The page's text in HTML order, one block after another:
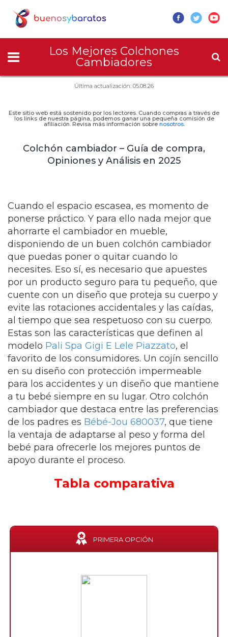
Los Mejores Colchones
Cambiadores
Última actualización: 05.08.26
Este sitio web está sostenido por los lectores. Cuando compras a través de
los links de nuestra página, podemos ganar una pequeña comisión de
afiliación. Revisa más información sobre nosotros.
Colchón cambiador – Guía de compra,
Opiniones y Análisis en 2025
Cuando el espacio escasea, es momento de
ponerse práctico. Y para ello nada mejor que
ahorrarte el cambiador en mueble,
disponiendo de un buen colchón cambiador
que puedas poner o quitar cuando lo
necesites. Eso sí, es necesario que apuestes
por un producto seguro para tu pequeño, que
cuente con un diseño que proteja su cuerpo y
evite las rotaciones accidentales y las caídas,
al tiempo que sea respetuoso con su cuerpo.
Estas son las características que definen al
modelo Pali Spa Gigi E Lele Piazzato, el
favorito de los consumidores. Un cojín sencillo
en su diseño con protección impermeable
para los accidentes y un diseño que mantiene
a tu bebé siempre en su lugar. Otro colchón
cambiador que destaca entre las preferencias
de los padres es Bébé-Jou 680037, que tiene
la ventaja de adaptarse al peso y forma del
bebé para ofrecerle los mejores puntos de
apoyo durante el proceso.
Tabla comparativa
PRIMERA OPCIÓN